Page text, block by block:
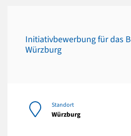
Initiativbewerbung für das
Würzburg
Standort
Würzburg